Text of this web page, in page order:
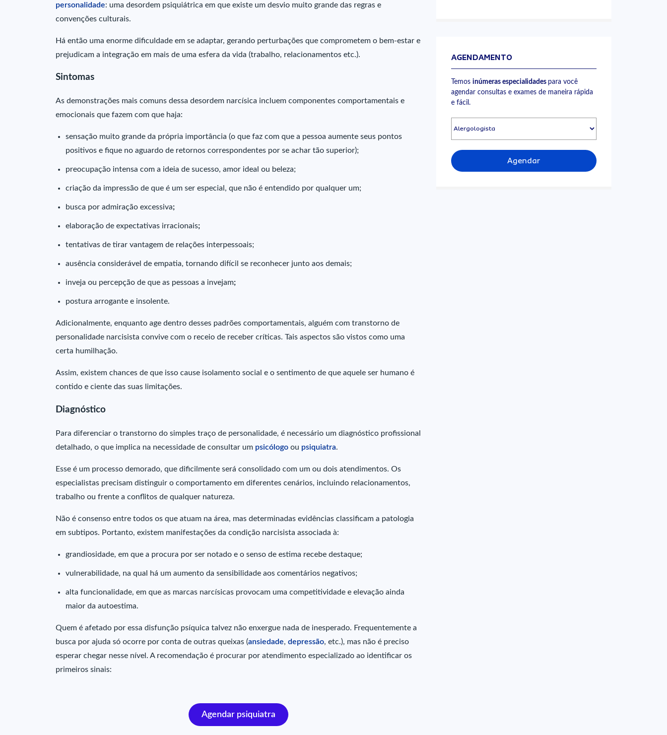
personalidade: uma desordem psiquiátrica em que existe um desvio muito grande das regras e
convenções culturais.
Há então uma enorme dificuldade em se adaptar, gerando perturbações que comprometem o bem-estar e
prejudicam a integração em mais de uma esfera da vida (trabalho, relacionamentos etc.).
Sintomas
As demonstrações mais comuns dessa desordem narcísica incluem componentes comportamentais e
emocionais que fazem com que haja:
sensação muito grande da própria importância (o que faz com que a pessoa aumente seus pontos
positivos e fique no aguardo de retornos correspondentes por se achar tão superior);
preocupação intensa com a ideia de sucesso, amor ideal ou beleza;
criação da impressão de que é um ser especial, que não é entendido por qualquer um;
busca por admiração excessiva;
elaboração de expectativas irracionais;
tentativas de tirar vantagem de relações interpessoais;
ausência considerável de empatia, tornando difícil se reconhecer junto aos demais;
inveja ou percepção de que as pessoas a invejam;
postura arrogante e insolente.
Adicionalmente, enquanto age dentro desses padrões comportamentais, alguém com transtorno de
personalidade narcisista convive com o receio de receber críticas. Tais aspectos são vistos como uma
certa humilhação.
Assim, existem chances de que isso cause isolamento social e o sentimento de que aquele ser humano é
contido e ciente das suas limitações.
Diagnóstico
Para diferenciar o transtorno do simples traço de personalidade, é necessário um diagnóstico profissional
detalhado, o que implica na necessidade de consultar um psicólogo ou psiquiatra.
Esse é um processo demorado, que dificilmente será consolidado com um ou dois atendimentos. Os
especialistas precisam distinguir o comportamento em diferentes cenários, incluindo relacionamentos,
trabalho ou frente a conflitos de qualquer natureza.
Não é consenso entre todos os que atuam na área, mas determinadas evidências classificam a patologia
em subtipos. Portanto, existem manifestações da condição narcisista associada à:
grandiosidade, em que a procura por ser notado e o senso de estima recebe destaque;
vulnerabilidade, na qual há um aumento da sensibilidade aos comentários negativos;
alta funcionalidade, em que as marcas narcísicas provocam uma competitividade e elevação ainda
maior da autoestima.
Quem é afetado por essa disfunção psíquica talvez não enxergue nada de inesperado. Frequentemente a
busca por ajuda só ocorre por conta de outras queixas (ansiedade, depressão, etc.), mas não é preciso
esperar chegar nesse nível. A recomendação é procurar por atendimento especializado ao identificar os
primeiros sinais:
Agendar psiquiatra
AGENDAMENTO
Temos inúmeras especialidades para você
agendar consultas e exames de maneira rápida
e fácil.
Agendar